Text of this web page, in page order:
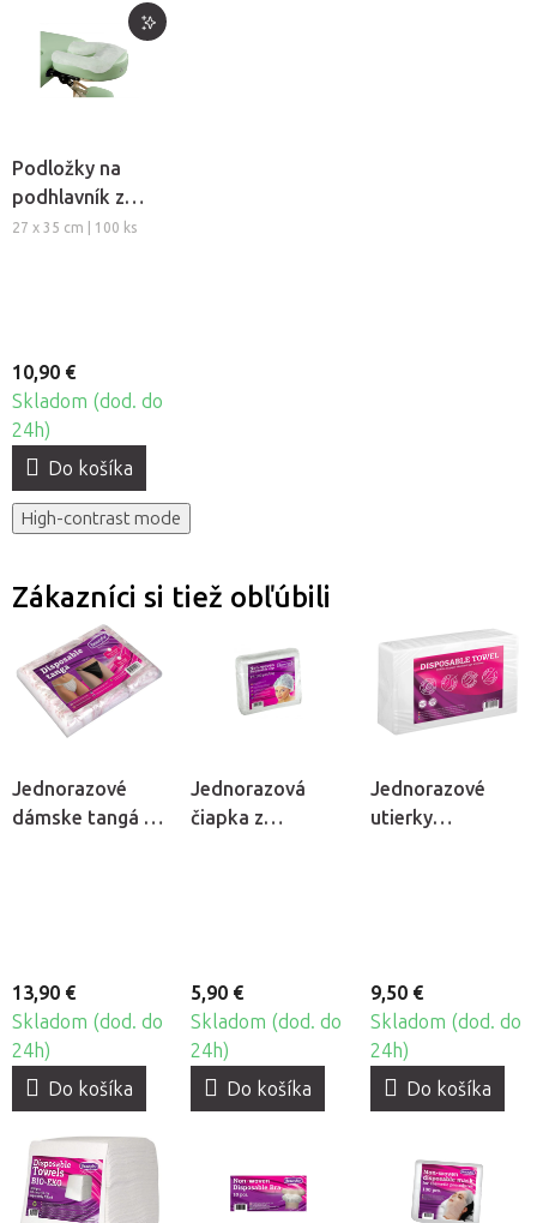
Podložky na
podhlavník z
netkanej textílie
27 x 35 cm | 100 ks
10,90 €
Skladom (dod. do
24h)
Do košíka
High-contrast mode
Zákazníci si tiež obľúbili
Jednorazové
dámske tangá z
13,90 €
Skladom (dod. do
24h)
Do košíka
Jednorazová
čiapka z
5,90 €
Skladom (dod. do
24h)
Do košíka
Jednorazové
utierky
9,50 €
Skladom (dod. do
24h)
Do košíka